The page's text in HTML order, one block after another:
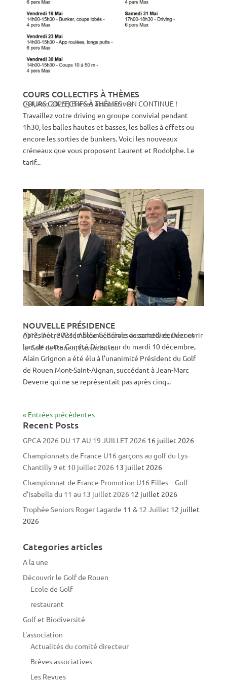
COURS COLLECTIFS À THÈMES
4, Avr, 2025|Brèves associatives
COURS COLLECTIFS À THÈMES : ON CONTINUE !
Travaillez votre driving en groupe convivial pendant
1h30, les balles hautes et basses, les balles à effets ou
encore les sorties de bunkers. Voici les nouveaux
créneaux que vous proposent Laurent et Rodolphe. Le
tarif...
NOUVELLE PRÉSIDENCE
12, Déc, 2024|A la une,Brèves associatives,Découvrir
le Golf de Rouen,L'association
Après notre Assemblée Générale de samedi dernier et
lors de notre Comité Directeur du mardi 10 décembre,
Alain Grignon a été élu à l’unanimité Président du Golf
de Rouen Mont-Saint-Aignan, succédant à Jean-Marc
Deverre qui ne se représentait pas après cinq...
« Entrées précédentes
Recent Posts
GPCA 2026 DU 17 AU 19 JUILLET 2026 16 juillet 2026
Championnats de France U16 garçons au golf du Lys-
Chantilly 9 et 10 juillet 2026 13 juillet 2026
Championnat de France Promotion U16 Filles – Golf
d’Isabella du 11 au 13 juillet 2026 12 juillet 2026
Trophée Seniors Roger Lagarde 11 & 12 Juillet 12 juillet
2026
Categories articles
A la une
Découvrir le Golf de Rouen
Ecole de Golf
restaurant
Golf et Biodiversité
L'association
Actualités du comité directeur
Brèves associatives
Les Revues